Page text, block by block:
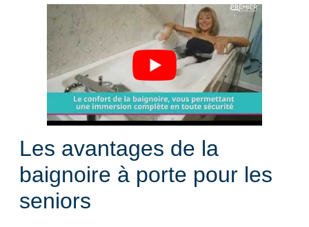
Les avantages de la
baignoire à porte pour les
seniors